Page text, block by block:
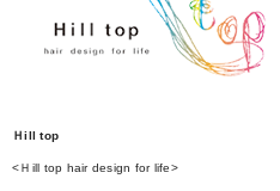
Ｈill top
<Ｈill top hair design for life>